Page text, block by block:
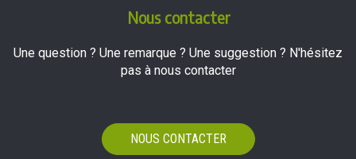
Nous contacter
Une question ? Une remarque ? Une suggestion ? N'hésitez
pas à nous contacter
NOUS CONTACTER